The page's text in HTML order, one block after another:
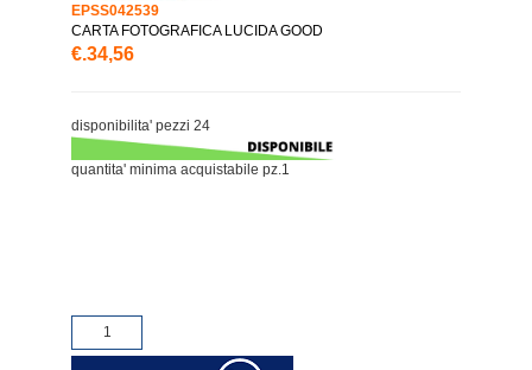
EPSS042539
CARTA FOTOGRAFICA LUCIDA GOOD
€.34,56
disponibilita' pezzi 24
quantita' minima acquistabile pz.1